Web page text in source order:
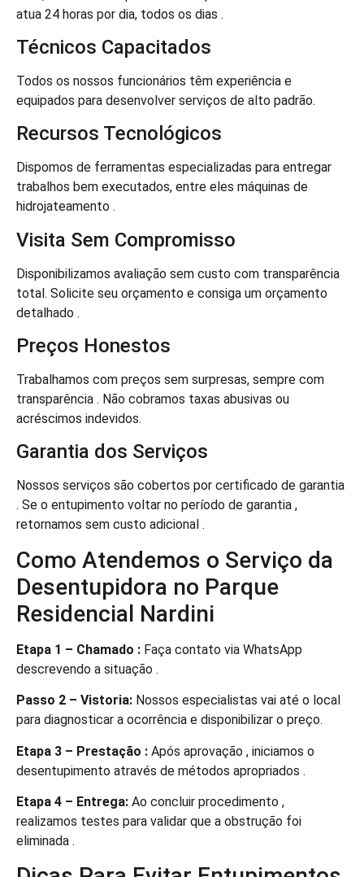
atua 24 horas por dia, todos os dias .
Técnicos Capacitados
Todos os nossos funcionários têm experiência e
equipados para desenvolver serviços de alto padrão.
Recursos Tecnológicos
Dispomos de ferramentas especializadas para entregar
trabalhos bem executados, entre eles máquinas de
hidrojateamento .
Visita Sem Compromisso
Disponibilizamos avaliação sem custo com transparência
total. Solicite seu orçamento e consiga um orçamento
detalhado .
Preços Honestos
Trabalhamos com preços sem surpresas, sempre com
transparência . Não cobramos taxas abusivas ou
acréscimos indevidos.
Garantia dos Serviços
Nossos serviços são cobertos por certificado de garantia
. Se o entupimento voltar no período de garantia ,
retornamos sem custo adicional .
Como Atendemos o Serviço da
Desentupidora no Parque
Residencial Nardini
Etapa 1 – Chamado : Faça contato via WhatsApp
descrevendo a situação .
Passo 2 – Vistoria: Nossos especialistas vai até o local
para diagnosticar a ocorrência e disponibilizar o preço.
Etapa 3 – Prestação : Após aprovação , iniciamos o
desentupimento através de métodos apropriados .
Etapa 4 – Entrega: Ao concluir procedimento ,
realizamos testes para validar que a obstrução foi
eliminada .